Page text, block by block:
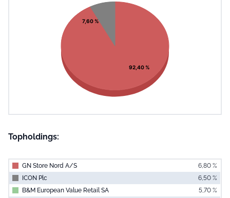
Pie chart with 2 slices.
View as data table, Chart
92,40 %
7,60 %
Topholdings:
GN Store Nord A/S
6,80 %
ICON Plc
6,50 %
B&M European Value Retail SA
5,70 %